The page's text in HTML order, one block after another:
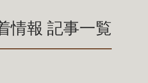
情報 記事一覧